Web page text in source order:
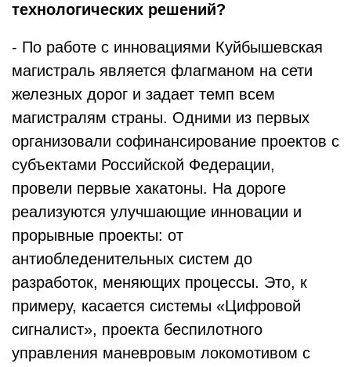
технологических решений?
- По работе с инновациями Куйбышевская
магистраль является флагманом на сети
железных дорог и задает темп всем
магистралям страны. Одними из первых
организовали софинансирование проектов с
субъектами Российской Федерации,
провели первые хакатоны. На дороге
реализуются улучшающие инновации и
прорывные проекты: от
антиобледенительных систем до
разработок, меняющих процессы. Это, к
примеру, касается системы «Цифровой
сигналист», проекта беспилотного
управления маневровым локомотивом с